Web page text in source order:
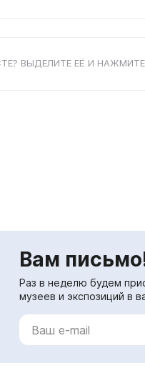
ВЫДЕЛИТЕ ЕЁ И НАЖМИТЕ
Вам
Раз в неделю будем
музеев и экспозиций в